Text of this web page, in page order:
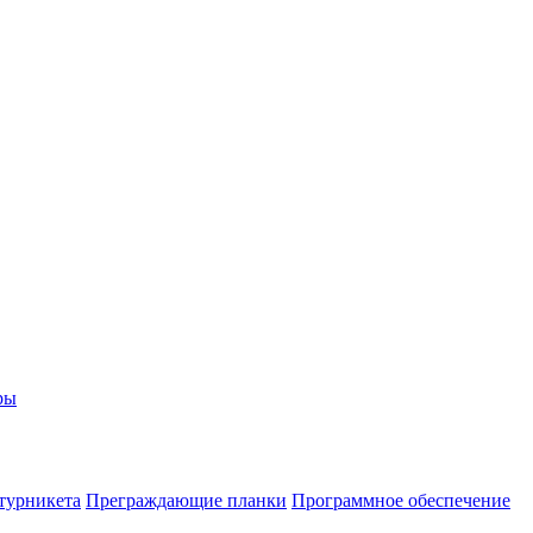
Преграждающие планки Программное обеспечение